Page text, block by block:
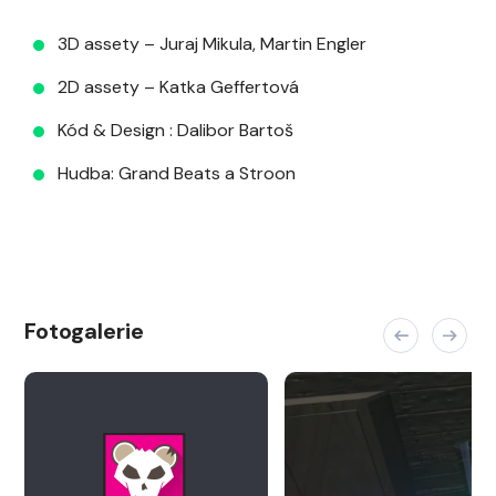
3D assety – Juraj Mikula, Martin Engler
2D assety – Katka Geffertová
Kód & Design : Dalibor Bartoš
Hudba: Grand Beats a Stroon
Fotogalerie